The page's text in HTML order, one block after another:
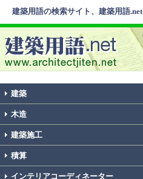
建築用語の検索サイト、建築用語.net
建築
木造
建築施工
積算
インテリアコーディネーター